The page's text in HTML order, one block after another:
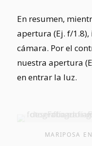
En resumen,
apertura (Ej. f/
cámara. Por el
nuestra apertura
en entrar la luz.
MARIPOSA